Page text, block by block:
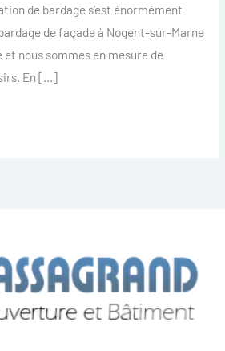
de bardage s’est énormément
de façade à Nogent-sur-Marne
nous sommes en mesure de
En […]